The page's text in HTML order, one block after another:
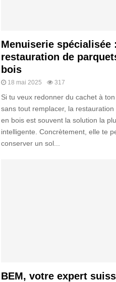
Menuiserie spécialisée :
restauration de
bois
18 mai 2025 317
Si tu veux redonner du cachet à
sans tout remplacer, la
en bois est souvent la solution la
intelligente. Concrètement, elle te
conserver un sol...
BEM, votre expert